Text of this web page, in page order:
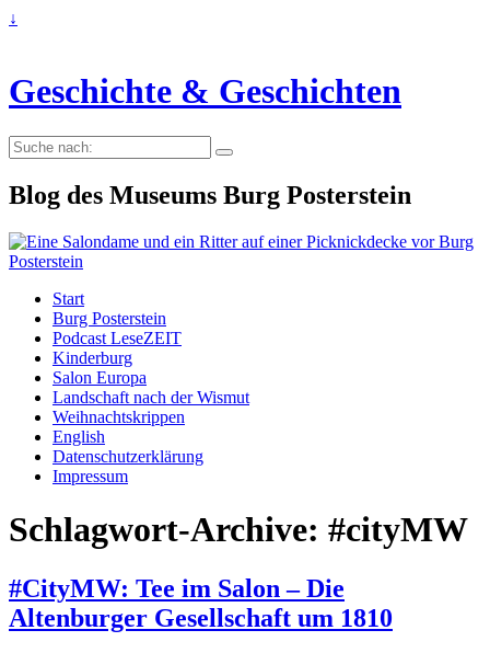
↓
Geschichte & Geschichten
Suche
nach:
Blog des Museums Burg Posterstein
Start
Burg Posterstein
Podcast LeseZEIT
Kinderburg
Salon Europa
Landschaft nach der Wismut
Weihnachtskrippen
English
Datenschutzerklärung
Impressum
Schlagwort-Archive: #cityMW
#CityMW: Tee im Salon – Die
Altenburger Gesellschaft um 1810